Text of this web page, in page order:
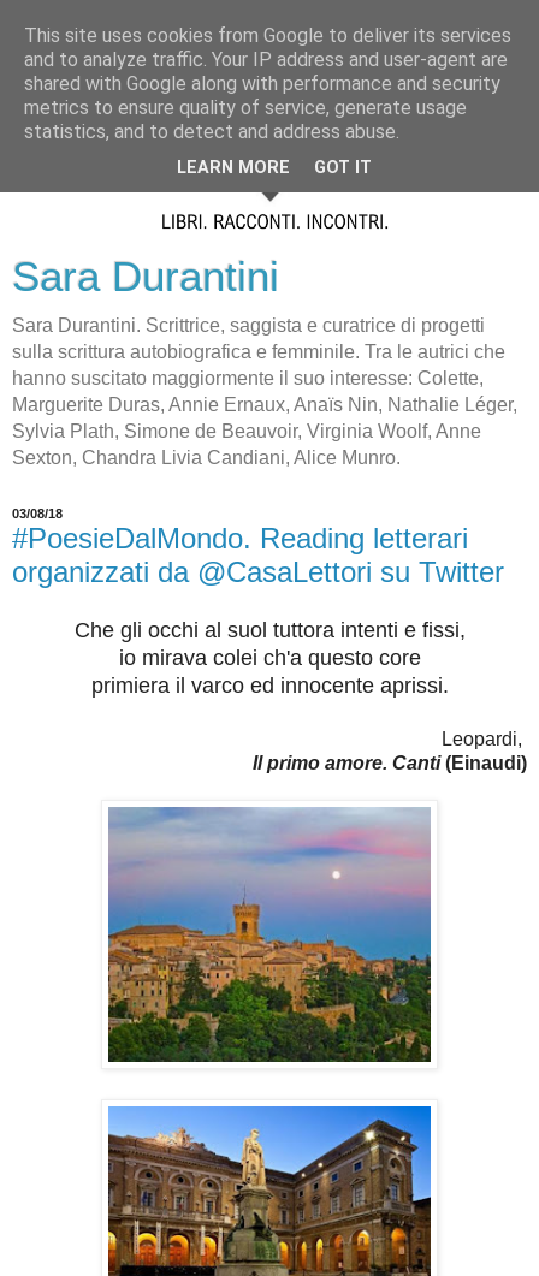
Sara Durantini
Sara Durantini. Scrittrice, saggista e curatrice di progetti
sulla scrittura autobiografica e femminile. Tra le autrici che
hanno suscitato maggiormente il suo interesse: Colette,
Marguerite Duras, Annie Ernaux, Anaïs Nin, Nathalie Léger,
Sylvia Plath, Simone de Beauvoir, Virginia Woolf, Anne
Sexton, Chandra Livia Candiani, Alice Munro.
03/08/18
#PoesieDalMondo. Reading letterari
organizzati da @CasaLettori su Twitter
Che gli occhi al suol tuttora intenti e fissi,
io mirava colei ch'a questo core
primiera il varco ed innocente aprissi.
Leopardi,
Il primo amore. Canti(Einaudi)
This site uses cookies from Google to deliver its services
and to analyze traffic. Your IP address and user-agent are
shared with Google along with performance and security
metrics to ensure quality of service, generate usage
statistics, and to detect and address abuse.
LEARN MORE GOT IT